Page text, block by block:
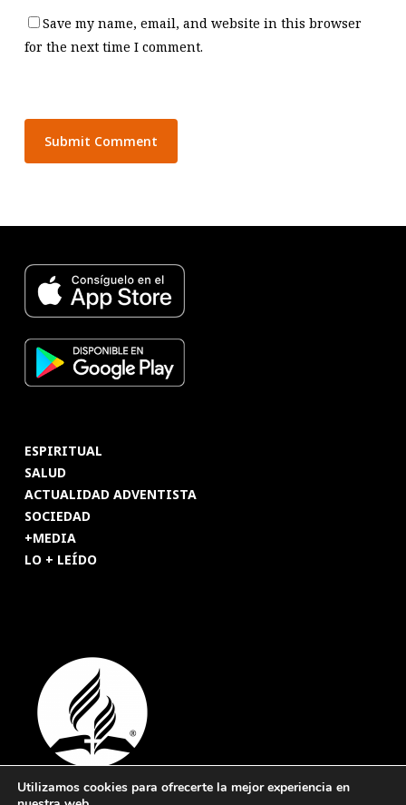
Save my name, email, and website in this browser
for the next time I comment.
ESPIRITUAL
SALUD
ACTUALIDAD ADVENTISTA
SOCIEDAD
+MEDIA
LO + LEÍDO
Utilizamos cookies para ofrecerte la mejor experiencia en